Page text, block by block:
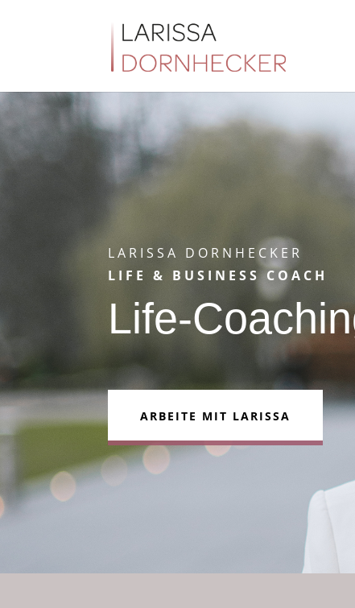
LARISSA DORNHECKER
LIFE & BUSINESS COACH
Life-
ARBEITE MIT LARISSA